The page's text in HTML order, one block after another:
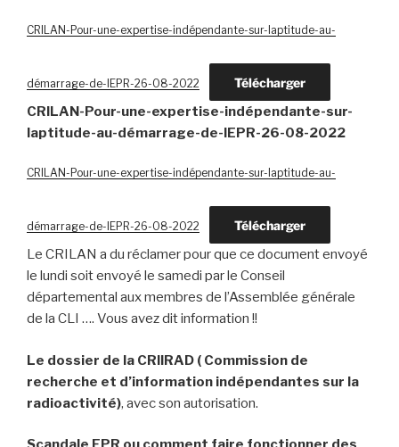
CRILAN-Pour-une-expertise-indépendante-sur-laptitude-au-
démarrage-de-lEPR-26-08-2022 Télécharger
CRILAN-Pour-une-expertise-indépendante-sur-
laptitude-au-démarrage-de-lEPR-26-08-2022
CRILAN-Pour-une-expertise-indépendante-sur-laptitude-au-
démarrage-de-lEPR-26-08-2022 Télécharger
Le CRILAN a du réclamer pour que ce document envoyé
le lundi soit envoyé le samedi par le Conseil
départemental aux membres de l’Assemblée générale
de la CLI …. Vous avez dit information !!
Le dossier de la CRIIRAD ( Commission de
recherche et d’information indépendantes sur la
radioactivité), avec son autorisation.